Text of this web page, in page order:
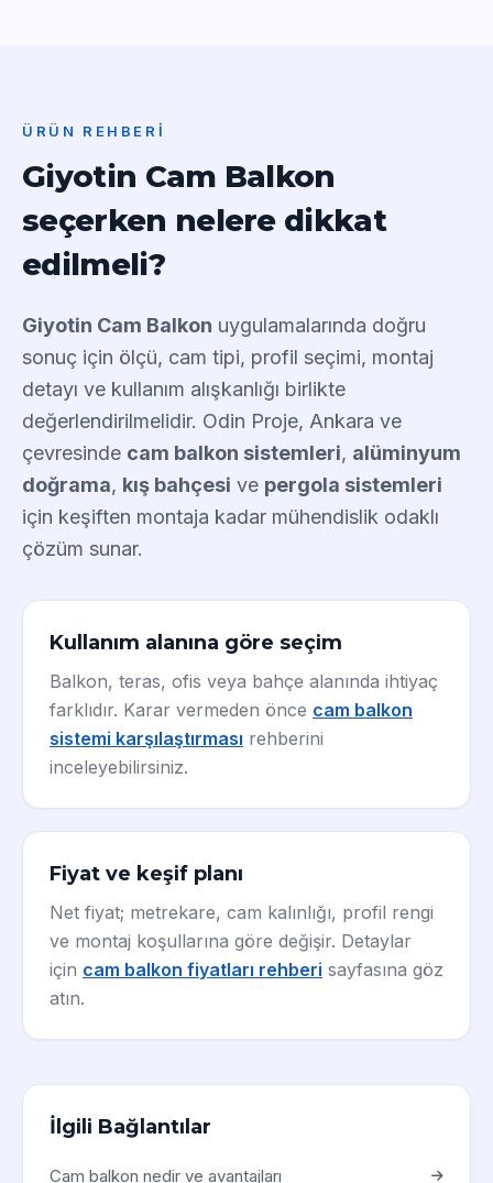
ÜRÜN REHBERI
Giyotin Cam Balkon
seçerken nelere dikkat
edilmeli?
Giyotin Cam Balkon uygulamalarında doğru
sonuç için ölçü, cam tipi, profil seçimi, montaj
detayı ve kullanım alışkanlığı birlikte
değerlendirilmelidir. Odin Proje, Ankara ve
çevresinde cam balkon sistemleri, alüminyum
doğrama, kış bahçesi ve pergola sistemleri
için keşiften montaja kadar mühendislik odaklı
çözüm sunar.
Kullanım alanına göre seçim
Balkon, teras, ofis veya bahçe alanında ihtiyaç
farklıdır. Karar vermeden önce cam balkon
sistemi karşılaştırması rehberini
inceleyebilirsiniz.
Fiyat ve keşif planı
Net fiyat; metrekare, cam kalınlığı, profil rengi
ve montaj koşullarına göre değişir. Detaylar
için cam balkon fiyatları rehberi sayfasına göz
atın.
İlgili Bağlantılar
Cam balkon nedir ve avantajları